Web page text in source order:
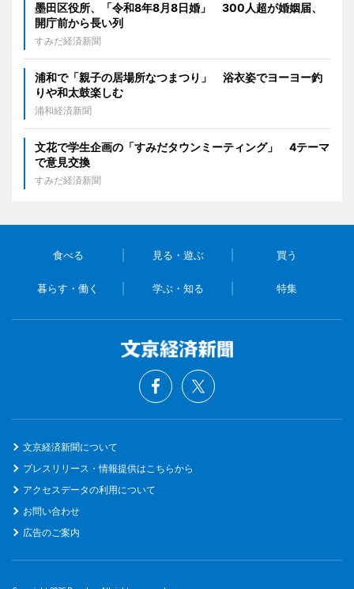
墨田区役所、「令和8年8月8日婚」 300人超が婚姻届、
開庁前から長い列
すみだ経済新聞
浦和で「親子の居場所なつまつり」 浴衣姿でヨーヨー釣
りや和太鼓楽しむ
浦和経済新聞
文花で学生企画の「すみだタウンミーティング」 4テーマ
で意見交換
すみだ経済新聞
食べる 見る・遊ぶ 買う
暮らす・働く 学ぶ・知る 特集
文京経済新聞について
プレスリリース・情報提供はこちらから
アクセスデータの利用について
お問い合わせ
広告のご案内